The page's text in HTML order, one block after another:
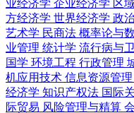
业经济学 企业经济学 区
方经济学 世界经济学 政
艺术学 民商法 概率论与
业管理 统计学 流行病与
国学 环境工程 行政管理
机应用技术 信息资源管理
经济学 知识产权法 国际
际贸易 风险管理与精算